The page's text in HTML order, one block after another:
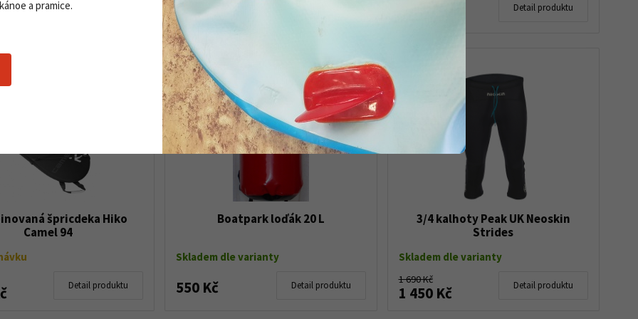
Detail produktu 2 940 Kč Detail produktu
špricdeka Hiko
Camel 94
Detail produktu
Boatpark loďák 20 L
Skladem dle varianty
550 Kč Detail produktu
3/4 kalhoty Peak UK Neoskin
Strides
Skladem dle varianty
1 690 Kč
1 450 Kč Detail produktu
a pramice.